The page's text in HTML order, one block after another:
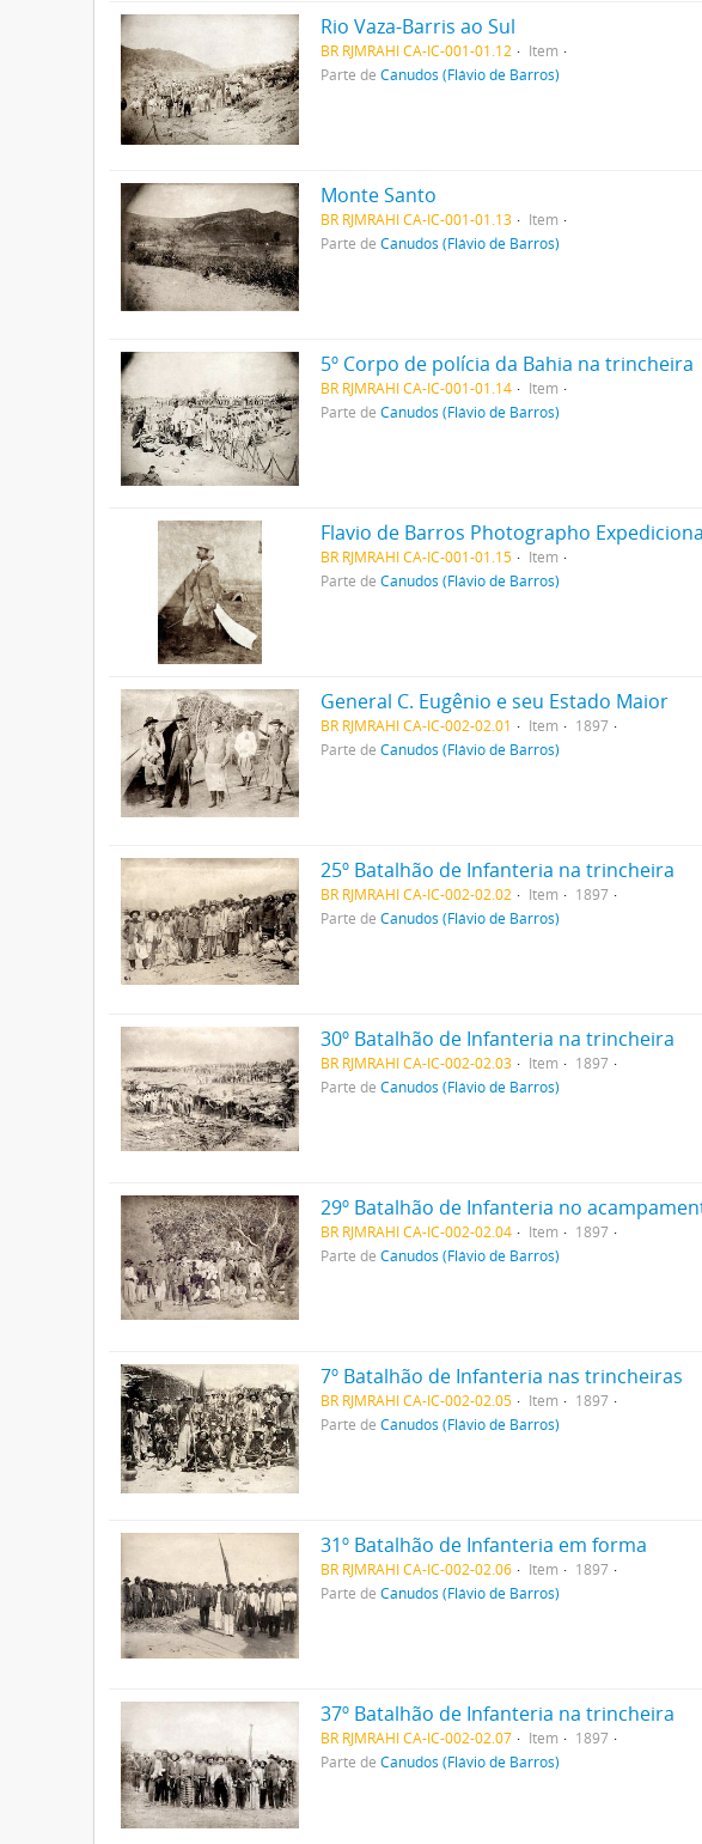
Rio Vaza-Barris ao Sul
BR RJMRAHI CA-IC-001-01.12
Item
Parte deCanudos (Flávio de Barros)
Monte Santo
BR RJMRAHI CA-IC-001-01.13
Item
Parte deCanudos (Flávio de Barros)
5º Corpo de polícia da Bahia na trincheira
BR RJMRAHI CA-IC-001-01.14
Item
Parte deCanudos (Flávio de Barros)
Flavio de Barros Photographo
BR RJMRAHI CA-IC-001-01.15
Item
Parte deCanudos (Flávio de Barros)
General C. Eugênio e seu Estado Maior
BR RJMRAHI CA-IC-002-02.01 Item
1897
Parte deCanudos (Flávio de Barros)
25º Batalhão de Infanteria na trincheira
BR RJMRAHI CA-IC-002-02.02 Item
1897
Parte deCanudos (Flávio de Barros)
30º Batalhão de Infanteria na trincheira
BR RJMRAHI CA-IC-002-02.03 Item
1897
Parte deCanudos (Flávio de Barros)
29º Batalhão de Infanteria no
BR RJMRAHI CA-IC-002-02.04 Item
1897
Parte deCanudos (Flávio de Barros)
7º Batalhão de Infanteria nas trincheiras
BR RJMRAHI CA-IC-002-02.05 Item
1897
Parte deCanudos (Flávio de Barros)
31º Batalhão de Infanteria em forma
BR RJMRAHI CA-IC-002-02.06 Item
1897
Parte deCanudos (Flávio de Barros)
37º Batalhão de Infanteria na trincheira
BR RJMRAHI CA-IC-002-02.07 Item
1897
Parte deCanudos (Flávio de Barros)